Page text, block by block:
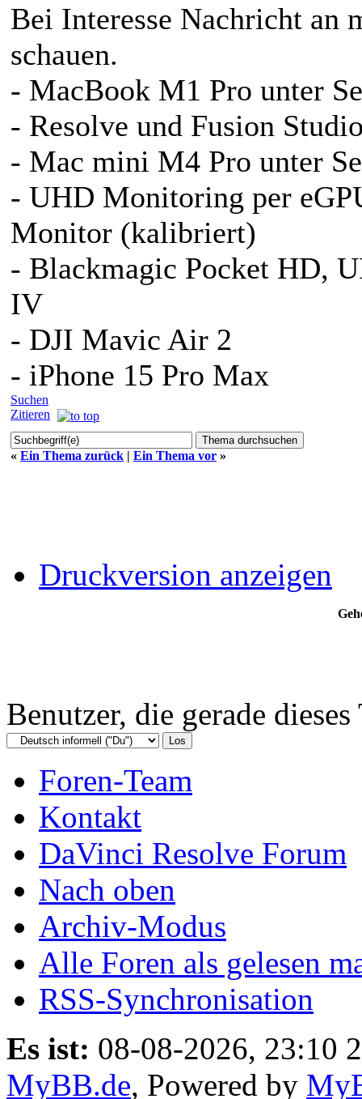
Bei Interesse Nachricht an
schauen.
- MacBook M1 Pro unter
- Resolve und Fusion
- Mac mini M4 Pro unter
- UHD Monitoring per
Monitor (kalibriert)
- Blackmagic Pocket HD,
IV
- DJI Mavic Air 2
- iPhone 15 Pro Max
Suchen
Zitieren
« Ein Thema zurück | Ein Thema vor »
Druckversion anzeigen
Benutzer, die gerade
Foren-Team
Kontakt
DaVinci Resolve Forum
Nach oben
Archiv-Modus
Alle Foren als gelesen
RSS-Synchronisation
Es ist: 08-08-2026, 23:10
MyBB.de, Powered by